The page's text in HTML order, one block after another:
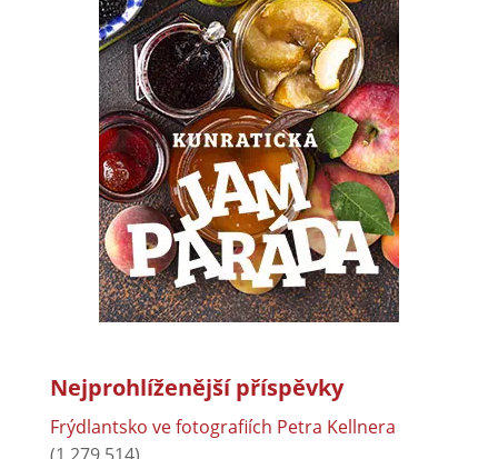
Nejprohlíženější příspěvky
Frýdlantsko ve fotografiích Petra Kellnera